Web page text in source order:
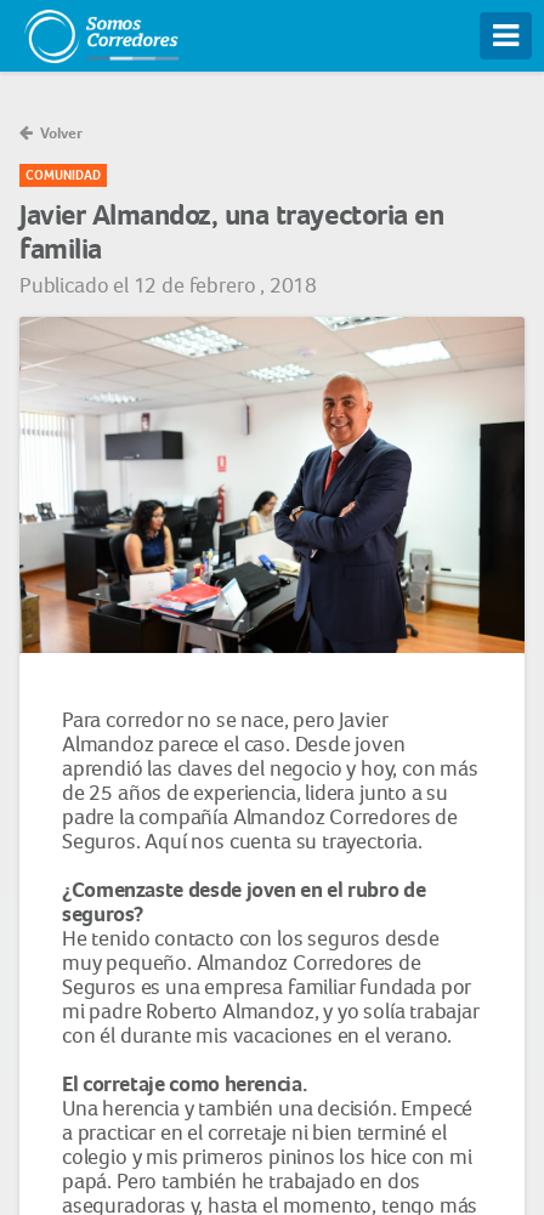
Volver
COMUNIDAD
Javier Almandoz, una trayectoria en
familia
Publicado el 12 de febrero , 2018
Para corredor no se nace, pero Javier
Almandoz parece el caso. Desde joven
aprendió las claves del negocio y hoy, con más
de 25 años de experiencia, lidera junto a su
padre la compañía Almandoz Corredores de
Seguros. Aquí nos cuenta su trayectoria.
¿Comenzaste desde joven en el rubro de
seguros?
He tenido contacto con los seguros desde
muy pequeño. Almandoz Corredores de
Seguros es una empresa familiar fundada por
mi padre Roberto Almandoz, y yo solía trabajar
con él durante mis vacaciones en el verano.
El corretaje como herencia.
Una herencia y también una decisión. Empecé
a practicar en el corretaje ni bien terminé el
colegio y mis primeros pininos los hice con mi
papá. Pero también he trabajado en dos
aseguradoras y, hasta el momento, tengo más